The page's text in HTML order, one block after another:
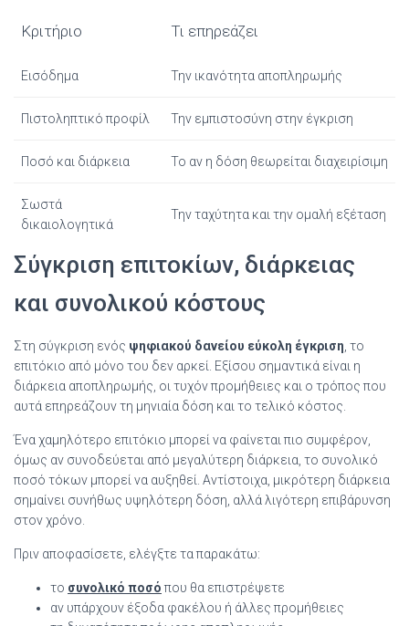
Κριτήριο Τι επηρεάζει
Εισόδημα Την ικανότητα αποπληρωμής
Πιστοληπτικό προφίλ Την εμπιστοσύνη στην έγκριση
Ποσό και διάρκεια Το αν η δόση θεωρείται διαχειρίσιμη
Σωστά
δικαιολογητικά
Την ταχύτητα και την ομαλή εξέταση
Σύγκριση επιτοκίων, διάρκειας
και συνολικού κόστους
Στη σύγκριση ενός ψηφιακού δανείου εύκολη έγκριση , το
επιτόκιο από μόνο του δεν αρκεί. Εξίσου σημαντικά είναι η
διάρκεια αποπληρωμής, οι τυχόν προμήθειες και ο τρόπος που
αυτά επηρεάζουν τη μηνιαία δόση και το τελικό κόστος.
Ένα χαμηλότερο επιτόκιο μπορεί να φαίνεται πιο συμφέρον,
όμως αν συνοδεύεται από μεγαλύτερη διάρκεια, το συνολικό
ποσό τόκων μπορεί να αυξηθεί. Αντίστοιχα, μικρότερη διάρκεια
σημαίνει συνήθως υψηλότερη δόση, αλλά λιγότερη επιβάρυνση
στον χρόνο.
Πριν αποφασίσετε, ελέγξτε τα παρακάτω:
το συνολικό ποσό που θα επιστρέψετε
αν υπάρχουν έξοδα φακέλου ή άλλες προμήθειες